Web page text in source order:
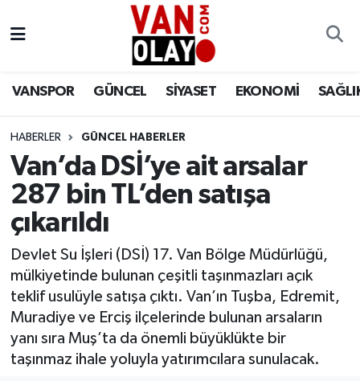
VANSPOR GÜNCEL SİYASET EKONOMİ
HABERLER GÜNCEL HABERLER
Van’da DSİ’ye ait arsalar
287 bin TL’den satışa
çıkarıldı
Devlet Su İşleri (DSİ) 17. Van Bölge Müdürlüğü,
mülkiyetinde bulunan çeşitli taşınmazları açık
teklif usulüyle satışa çıktı. Van’ın Tuşba, Edremit,
Muradiye ve Erciş ilçelerinde bulunan arsaların
yanı sıra Muş’ta da önemli büyüklükte bir
taşınmaz ihale yoluyla yatırımcılara sunulacak.
Siyaset
Ekonomi
Sağlık
Eğitim
Bilim & Teknoloji
Dünya
Van Nöbetçi Eczaneler
Van Namaz Vakitleri
Van Trafik Yoğunluk Haritası
Süper Lig Puan Durumu ve Fikstür
Tüm Manşetler
Son Dakika Haberleri
Haber Arşivi